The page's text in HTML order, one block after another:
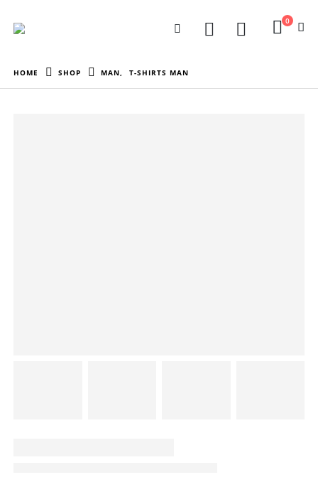
0
HOME SHOP MAN, T-SHIRTS MAN